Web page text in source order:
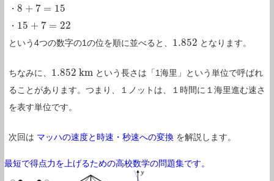
・ 8 + 7 = 15
8 +7=15
・ 15 + 7 = 22
15+7= 22
という4つの数字の1の位を順に並べると、 1.852
1.852 となります。
ちなみに、 1.852 km
1.852k m
という長さは「1海里」という単位で呼ばれ
ることがあります。つまり、１ノットは、１時間に１海里進む速さ
を表す単位です。
次回は マッハの速度と時速・秒速への変換 を解説します。
最短で得点力を上げるための高校数学の問題集です。